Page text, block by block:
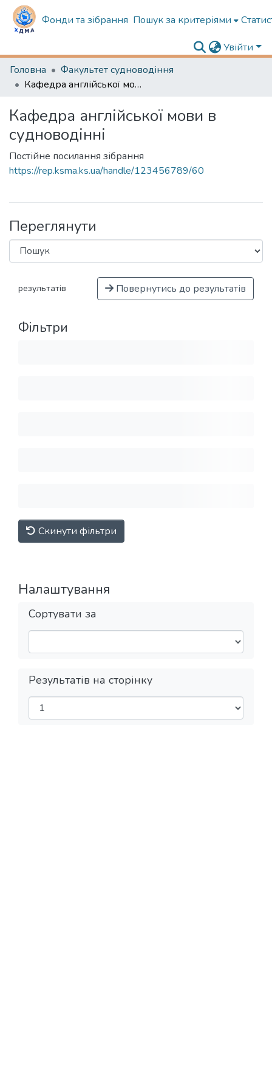
Фонди та зібрання Пошук за критеріями
Увійти
Головна
Факультет судноводіння
Кафедра англійської мови в судноводінні
Кафедра англійської мови в
судноводінні
Постійне посилання зібрання
https://rep.ksma.ks.ua/handle/123456789/60
Переглянути
результатів Повернутись до результатів
Фільтри
Скинути фільтри
Налаштування
Сортувати за
Результатів на сторінку